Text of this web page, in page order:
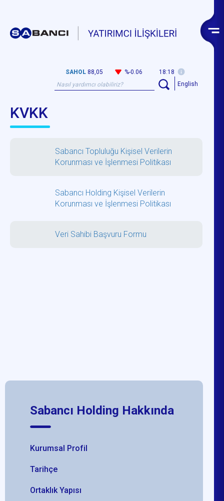
SAHOL 88,05 %-0.06
18:18
English
KVKK
Sabancı Topluluğu Kişisel Verilerin
Korunması ve İşlenmesi Politikası
Sabancı Holding Kişisel Verilerin
Korunması ve İşlenmesi Politikası
Veri Sahibi Başvuru Formu
Sabancı Holding Hakkında
Kurumsal Profil
Tarihçe
Ortaklık Yapısı